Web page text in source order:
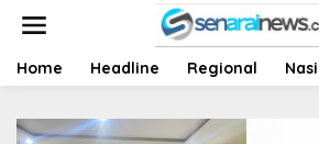
t
Home Headline Regional